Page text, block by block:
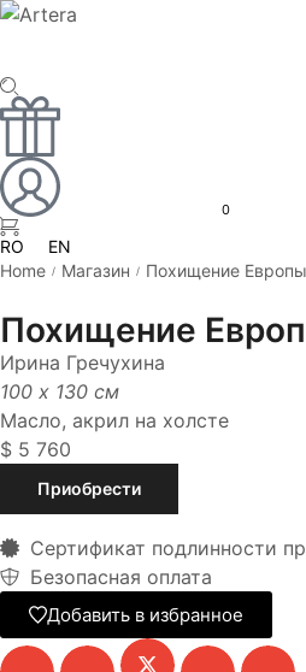
0
RO
EN
Home / Магазин / Похищение Европы
Похищение
Ирина Гречухина
100 x 130 см
Масло, акрил на холсте
$ 5 760
Приобрести
Сертификат подлинности
Безопасная оплата
Добавить в избранное